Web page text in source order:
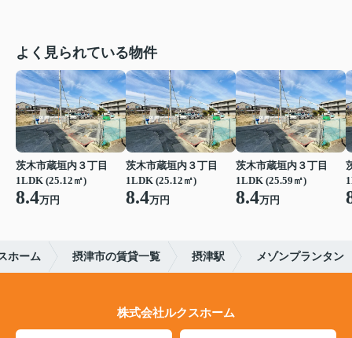
よく見られている物件
茨木市蔵垣内３丁目
1LDK (25.12㎡)
8.4万円
茨木市蔵垣内３丁目
1LDK (25.12㎡)
8.4万円
茨木市蔵垣内３丁目
1LDK (25.59㎡)
8.4万円
ホーム 摂津市の賃貸一覧 摂津駅 メゾンプランタン
株式会社ルクスホーム